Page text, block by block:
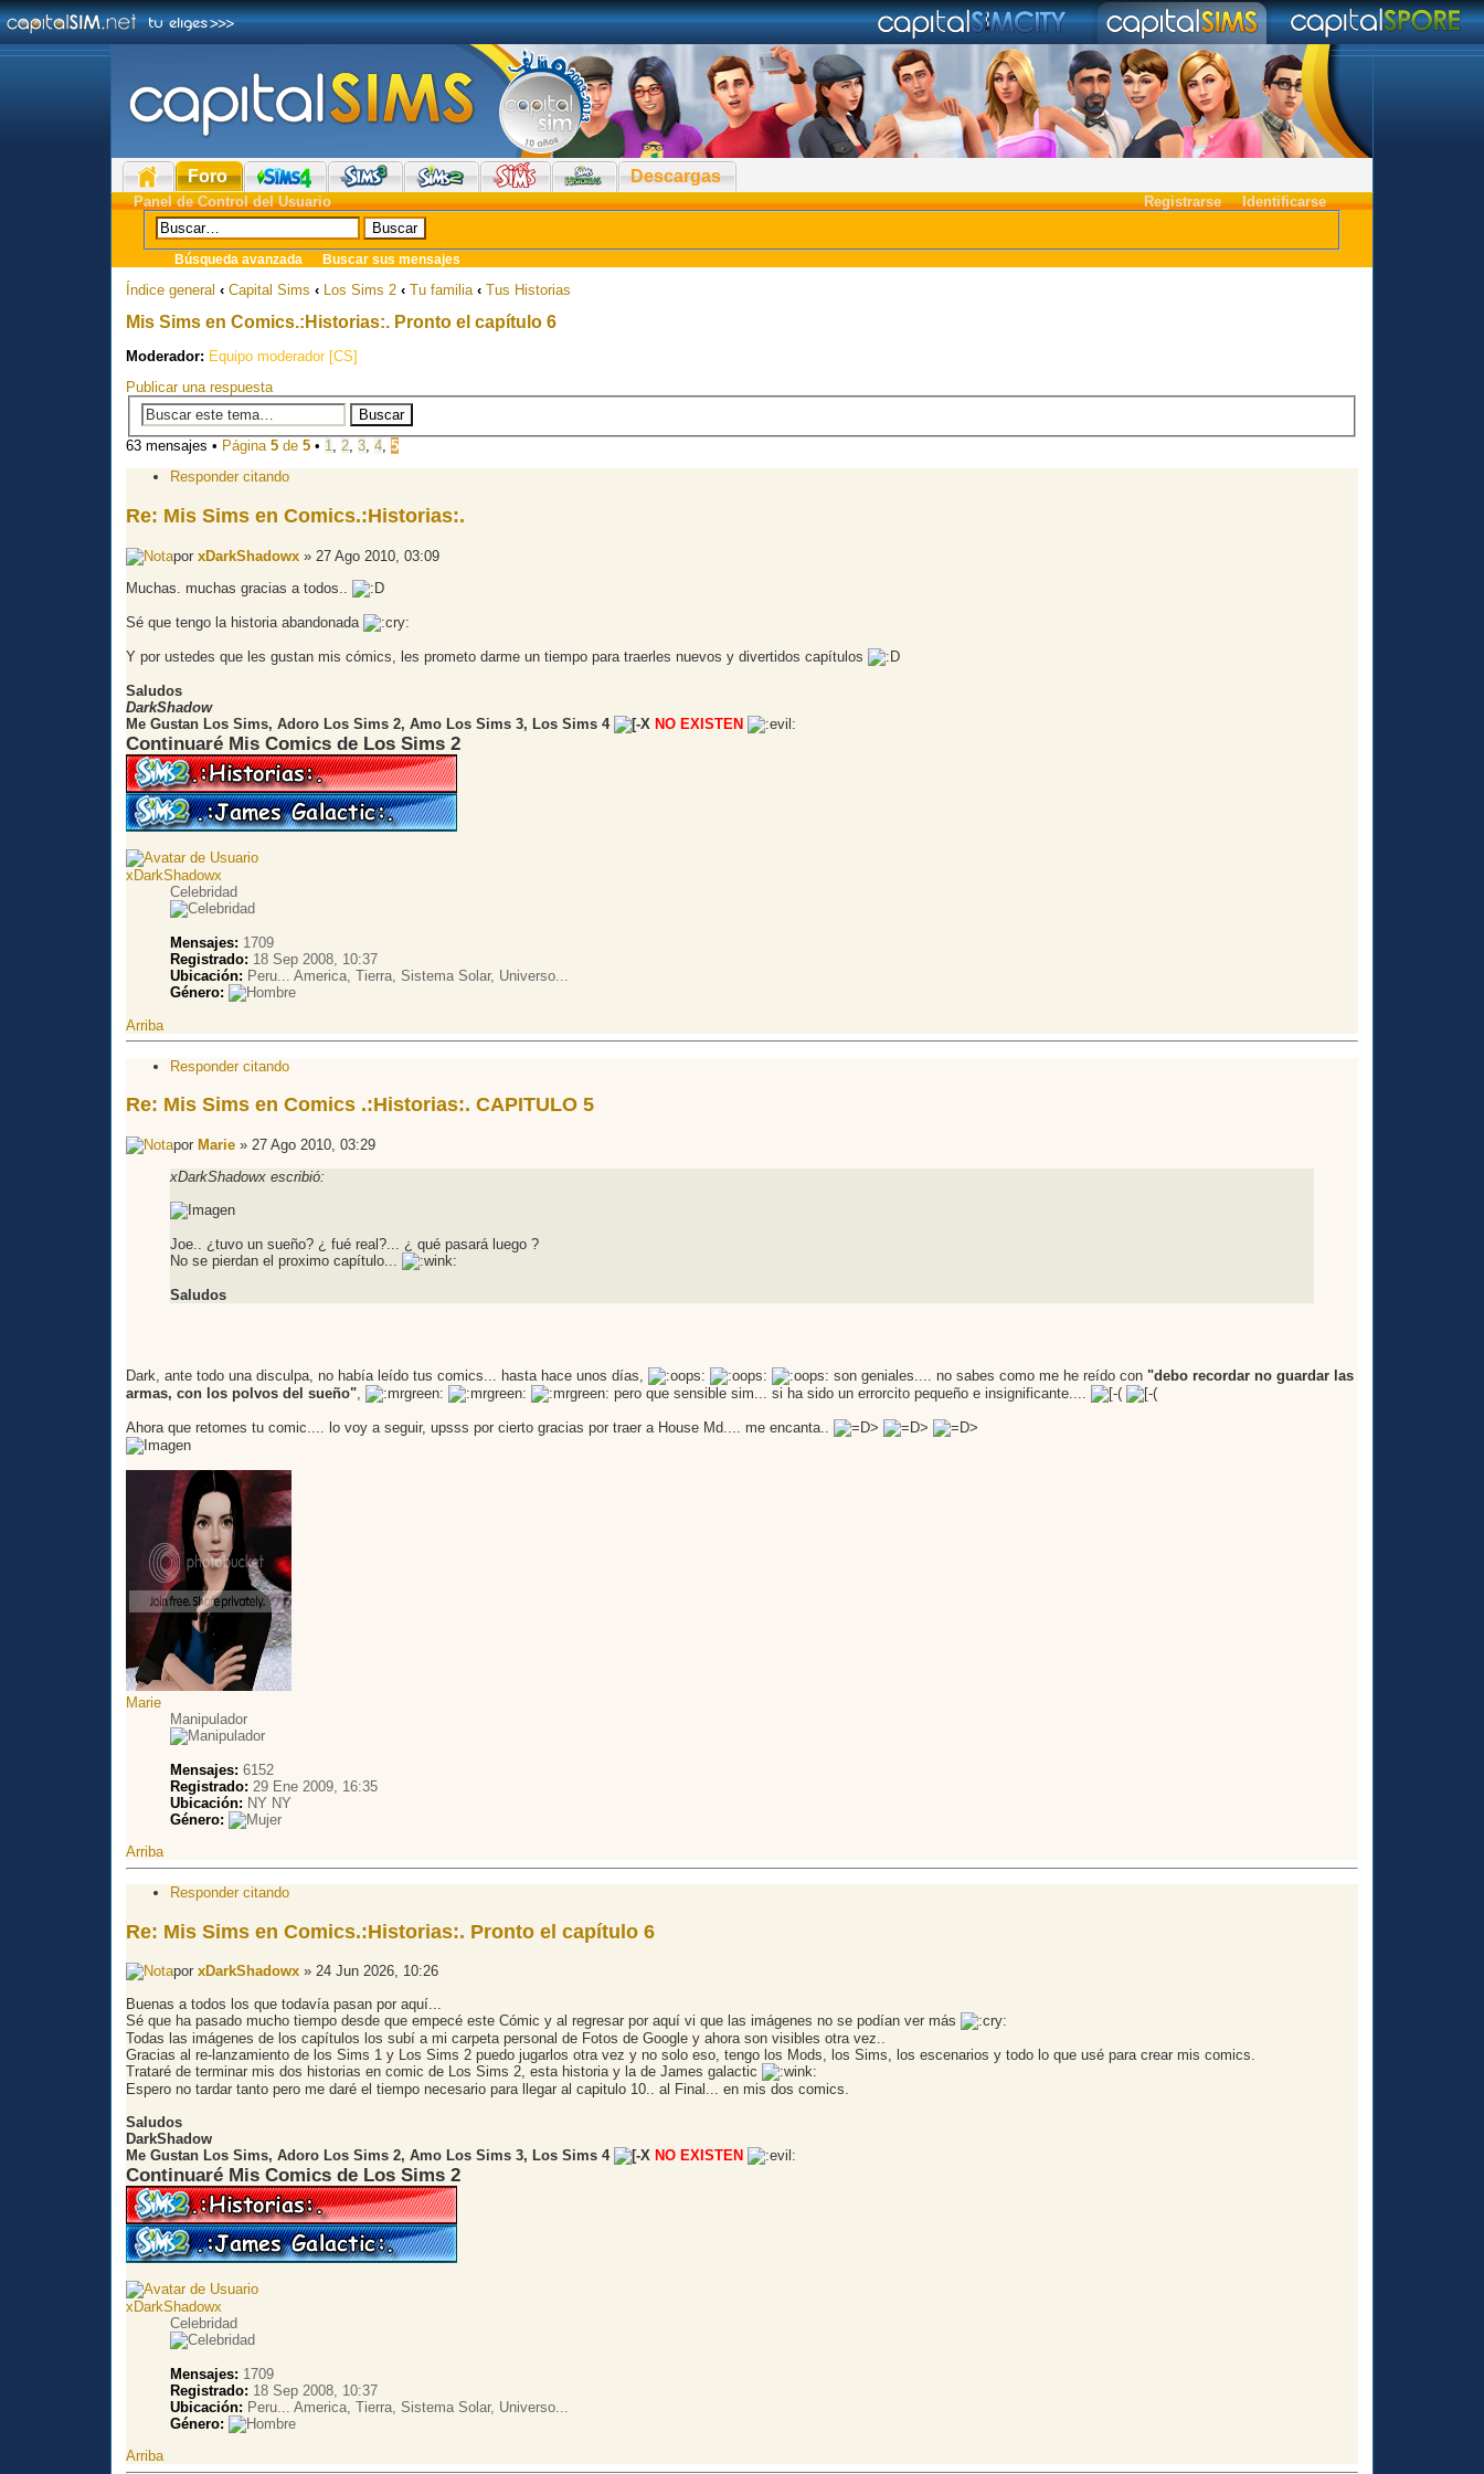
Foro Descargas
Registrarse Identificarse
Panel de Control del Usuario
Búsqueda avanzada Buscar sus mensajes
Índice general ‹ Capital Sims ‹ Los Sims 2 ‹ Tu familia ‹ Tus Historias
Mis Sims en Comics.:Historias:. Pronto el capítulo 6
Moderador: Equipo moderador [CS]
Publicar una respuesta
63 mensajes • Página5 de5 • 1,2,3,4,5
Responder citando
Re: Mis Sims en Comics.:Historias:.
porxDarkShadowx » 27 Ago 2010, 03:09
Muchas. muchas gracias a todos..
Sé que tengo la historia abandonada
Y por ustedes que les gustan mis cómics, les prometo darme un tiempo para traerles nuevos y divertidos capítulos
Saludos
DarkShadow
Me Gustan Los Sims, Adoro Los Sims 2, Amo Los Sims 3, Los Sims 4
NO EXISTEN
Continuaré Mis Comics de Los Sims 2
xDarkShadowx
Celebridad
Mensajes: 1709
Registrado: 18 Sep 2008, 10:37
Ubicación: Peru... America, Tierra, Sistema Solar, Universo...
Género:
Arriba
Responder citando
Re: Mis Sims en Comics .:Historias:. CAPITULO 5
porMarie » 27 Ago 2010, 03:29
xDarkShadowx escribió:
Joe.. ¿tuvo un sueño? ¿ fué real?... ¿ qué pasará luego ?
No se pierdan el proximo capítulo...
Saludos
Dark, ante todo una disculpa, no había leído tus comics... hasta hace unos días, son geniales.... no sabes como me he reído con"debo recordar no guardar las
armas, con los polvos del sueño", pero que sensible sim... si ha sido un errorcito pequeño e insignificante....
Ahora que retomes tu comic.... lo voy a seguir, upsss por cierto gracias por traer a House Md.... me encanta..
Marie
Manipulador
Mensajes: 6152
Registrado: 29 Ene 2009, 16:35
Ubicación: NY NY
Género:
Arriba
Responder citando
Re: Mis Sims en Comics.:Historias:. Pronto el capítulo 6
porxDarkShadowx » 24 Jun 2026, 10:26
Buenas a todos los que todavía pasan por aquí...
Sé que ha pasado mucho tiempo desde que empecé este Cómic y al regresar por aquí vi que las imágenes no se podían ver más
Todas las imágenes de los capítulos los subí a mi carpeta personal de Fotos de Google y ahora son visibles otra vez..
Gracias al re-lanzamiento de los Sims 1 y Los Sims 2 puedo jugarlos otra vez y no solo eso, tengo los Mods, los Sims, los escenarios y todo lo que usé para crear mis comics.
Trataré de terminar mis dos historias en comic de Los Sims 2, esta historia y la de James galactic
Espero no tardar tanto pero me daré el tiempo necesario para llegar al capitulo 10.. al Final... en mis dos comics.
Saludos
DarkShadow
Me Gustan Los Sims, Adoro Los Sims 2, Amo Los Sims 3, Los Sims 4
NO EXISTEN
Continuaré Mis Comics de Los Sims 2
xDarkShadowx
Celebridad
Mensajes: 1709
Registrado: 18 Sep 2008, 10:37
Ubicación: Peru... America, Tierra, Sistema Solar, Universo...
Género:
Arriba